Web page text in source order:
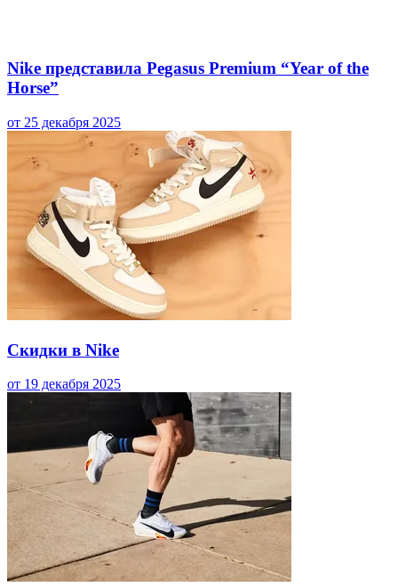
Nike представила Pegasus Premium “Year of the
Horse”
от 25 декабря 2025
Скидки в Nike
от 19 декабря 2025